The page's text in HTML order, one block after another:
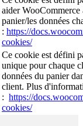
aider WooCommerce
panier/les données
: https://
cookies/
Ce cookie est défini
unique pour chaque
données du panier
client. Plus
: https://
cookies/